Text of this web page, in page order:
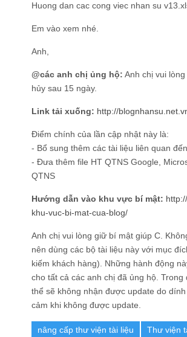
Huong dan cac cong viec nhan su
Em vào xem nhé.
Anh,
@các anh chị ủng hộ: Anh chị vui
hủy sau 15 ngày.
Link tải xuống: http://
Điểm chính của lần cập nhật này là:
- Bổ sung thêm các tài liệu liên quan
- Đưa thêm file HT QTNS Google,
QTNS
Hướng dẫn vào khu vực bí mật:
khu-vuc-bi-mat-cua-blog/
Anh chị vui lòng giữ bí mật giúp C.
nên dùng các bộ tài liệu này với mục
kiếm khách hàng). Những hành động
cho tất cả các anh chị đã ủng hộ.
thể sẽ không nhận được update do
cảm khi không được update.
nâng cấp thư viện tài liệu Thư viện